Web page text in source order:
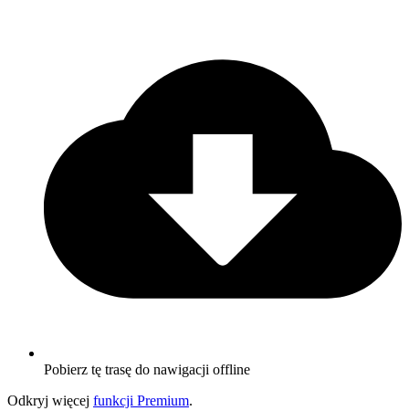
Pobierz tę trasę do nawigacji offline
Odkryj więcej funkcji Premium.